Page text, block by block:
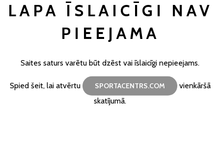
LAPA ĪSLAICĪGI NAV
PIEEJAMA
Saites saturs varētu būt dzēst vai īslaicīgi nepieejams.
Spied šeit, lai atvērtu SPORTACENTRS.COM
vienkāršā
skatījumā.